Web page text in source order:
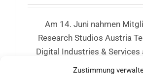
Zustimmung
Am 14. Juni nahmen
Research Studios Austria
Digital Industries &
Workshop für AIMS5.0 teil.